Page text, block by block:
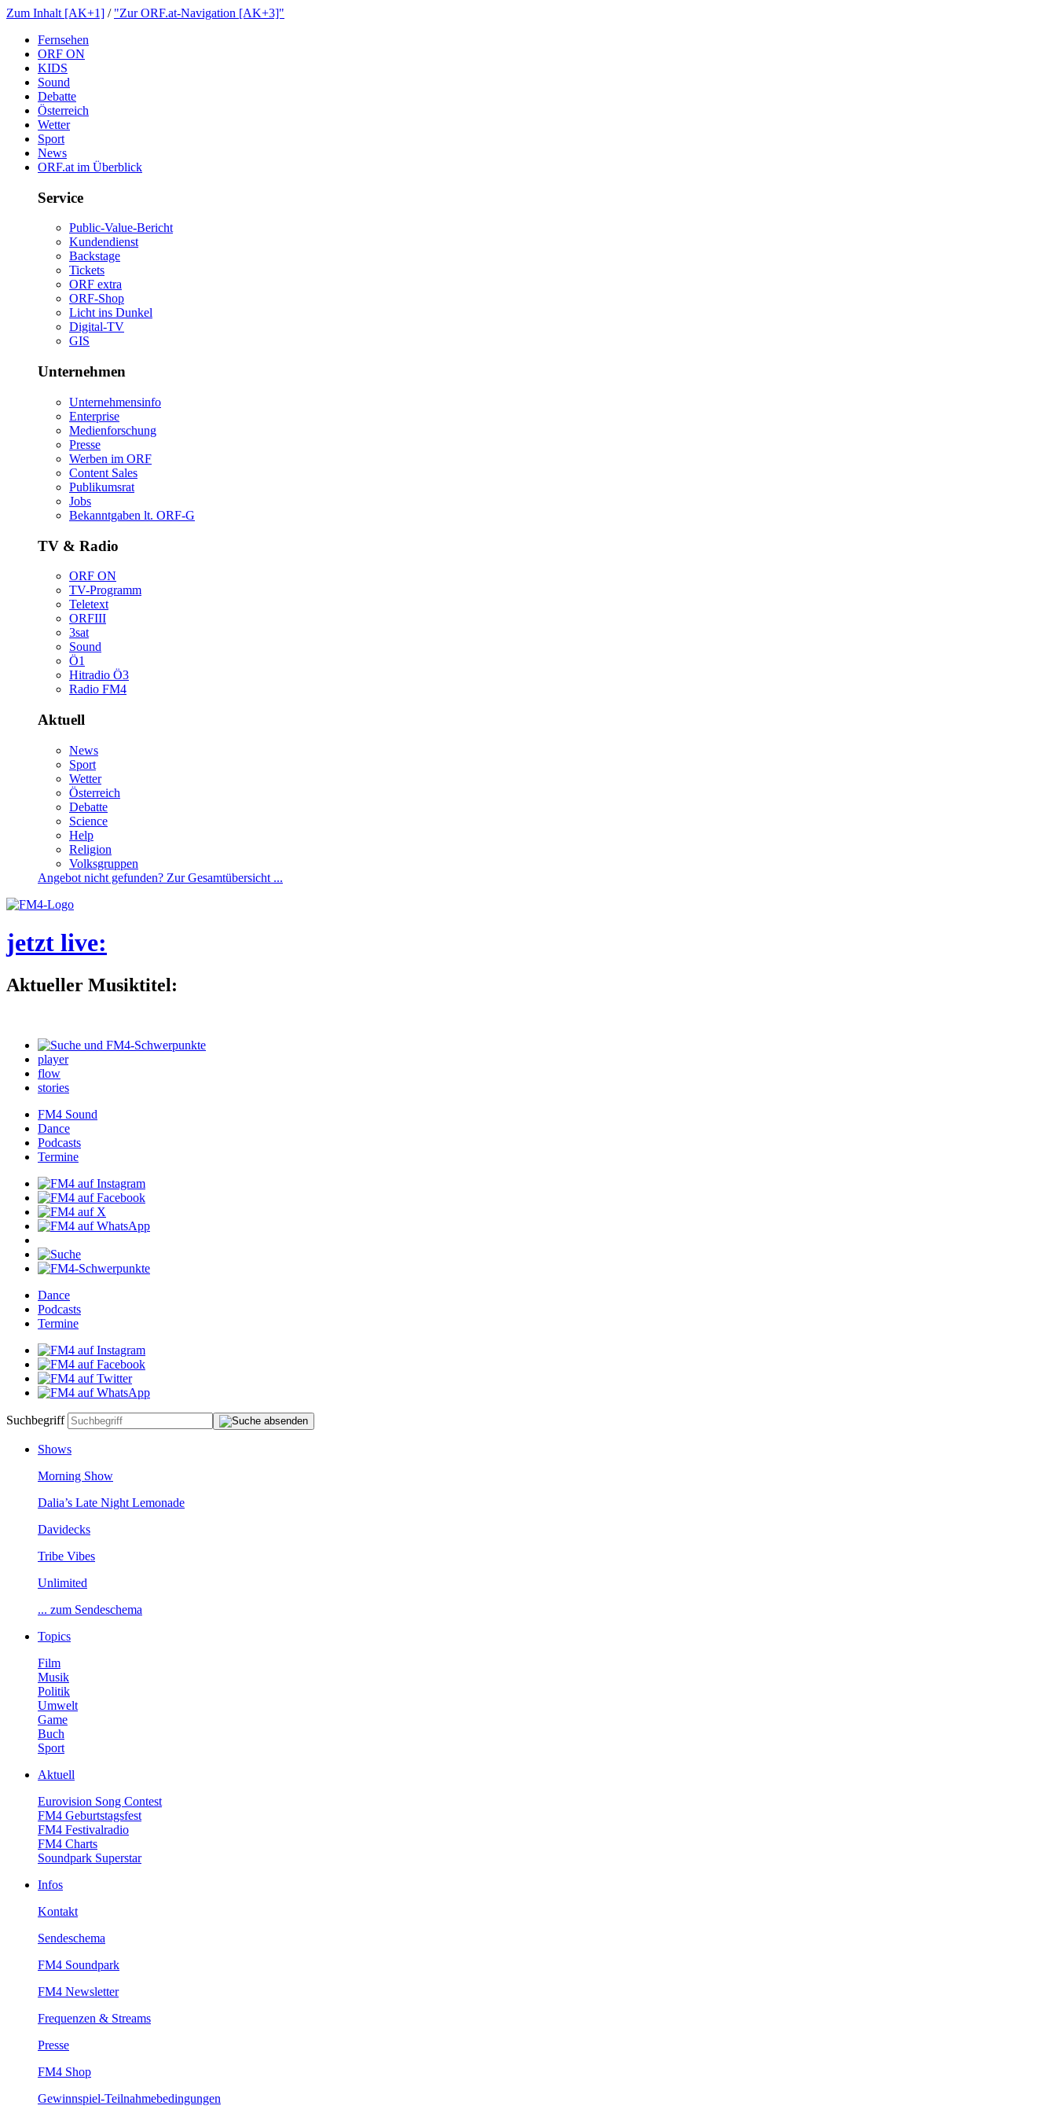
ZumInhalt[AK+1] / "ZurORF.at-Navigation[AK+3]"
Fernsehen
ORFON
KIDS
Sound
Debatte
Österreich
Wetter
Sport
News
ORF.atimÜberblick
Service
Public-Value-Bericht
Kundendienst
Backstage
Tickets
ORFextra
ORF-Shop
LichtinsDunkel
Digital-TV
GIS
Unternehmen
Unternehmensinfo
Enterprise
Medienforschung
Presse
WerbenimORF
ContentSales
Publikumsrat
Jobs
Bekanntgabenlt.ORF-G
TV&Radio
ORFON
TV-Programm
Teletext
ORFIII
3sat
Sound
Ö1
HitradioÖ3
RadioFM4
Aktuell
News
Sport
Wetter
Österreich
Debatte
Science
Help
Religion
Volksgruppen
Angebotnichtgefunden?ZurGesamtübersicht...
jetztlive:
AktuellerMusiktitel:
player
flow
stories
FM4Sound
Dance
Podcasts
Termine
Dance
Podcasts
Termine
Suchbegriff
Shows
MorningShow
Dalia’sLateNightLemonade
Davidecks
TribeVibes
Unlimited
...zumSendeschema
Topics
Film
Musik
Politik
Umwelt
Game
Buch
Sport
Aktuell
EurovisionSongContest
FM4Geburtstagsfest
FM4Festivalradio
FM4Charts
SoundparkSuperstar
Infos
Kontakt
Sendeschema
FM4Soundpark
FM4Newsletter
Frequenzen&Streams
Presse
FM4Shop
Gewinnspiel-Teilnahmebedingungen